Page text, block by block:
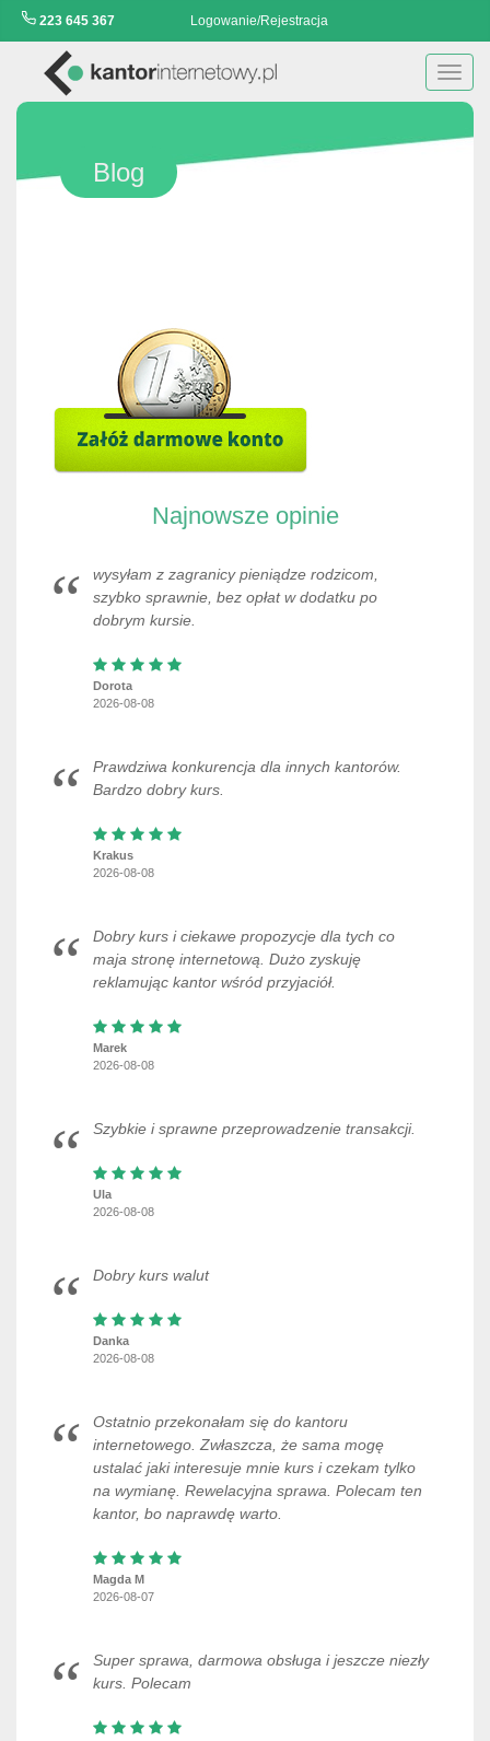
223 645 367 Logowanie/Rejestracja
Blog
Najnowsze opinie
wysyłam z zagranicy pieniądze rodzicom,
szybko sprawnie, bez opłat w dodatku po
dobrym kursie.
Dorota
2026-08-08
Prawdziwa konkurencja dla innych kantorów.
Bardzo dobry kurs.
Krakus
2026-08-08
Dobry kurs i ciekawe propozycje dla tych co
maja stronę internetową. Dużo zyskuję
reklamując kantor wśród przyjaciół.
Marek
2026-08-08
Szybkie i sprawne przeprowadzenie transakcji.
Ula
2026-08-08
Dobry kurs walut
Danka
2026-08-08
Ostatnio przekonałam się do kantoru
internetowego. Zwłaszcza, że sama mogę
ustalać jaki interesuje mnie kurs i czekam tylko
na wymianę. Rewelacyjna sprawa. Polecam ten
kantor, bo naprawdę warto.
Magda M
2026-08-07
Super sprawa, darmowa obsługa i jeszcze niezły
kurs. Polecam